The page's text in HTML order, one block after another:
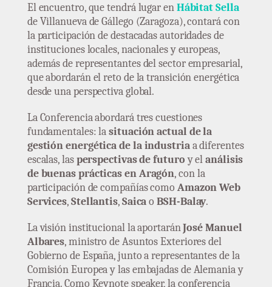
El encuentro, que tendrá lugar enHábitat Sella
de Villanueva de Gállego (Zaragoza), contará con
la participación de destacadas autoridades de
instituciones locales, nacionales y europeas,
además de representantes del sector empresarial,
que abordarán el reto de la transición energética
desde una perspectiva global.
La Conferencia abordará tres cuestiones
fundamentales: lasituación actual de la
gestión energética de la industriaa diferentes
escalas, lasperspectivas de futuroy elanálisis
de buenas prácticas en Aragón, con la
participación de compañías como Amazon Web
Services,Stellantis,SaicaoBSH-Balay.
La visión institucional la aportaránJosé Manuel
Albares, ministro de Asuntos Exteriores del
Gobierno de España, junto a representantes de la
Comisión Europea y las embajadas de Alemania y
Francia. Como Keynote speaker, la conferencia